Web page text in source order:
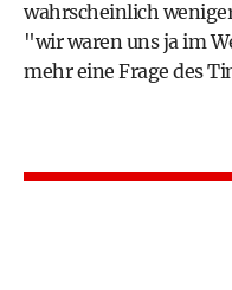
wahrscheinlich
"wir waren uns ja im
mehr eine Frage des